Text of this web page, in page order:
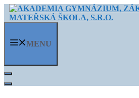
Přeskočit
na
MENU